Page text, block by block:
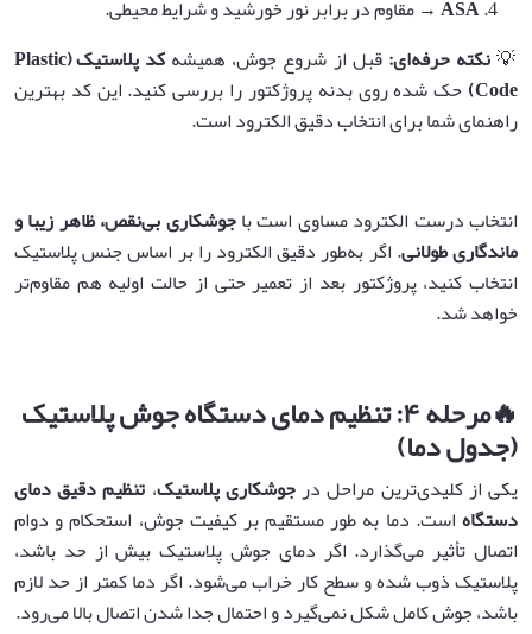
ASA→ مقاوم در برابر نور خورشید و شرایط محیطی.
💡نکته حرفه‌ای:قبل از شروع جوش، همیشهکد پلاستیک (Plastic
Code) حک شده روی بدنه پروژکتور را بررسی کنید. این کد بهترین
راهنمای شما برای انتخاب دقیق الکترود است.
انتخاب درست الکترود مساوی است باجوشکاری بی‌نقص، ظاهر زیبا و
ماندگاری طولانی. اگر به‌طور دقیق الکترود را بر اساس جنس پلاستیک
انتخاب کنید، پروژکتور بعد از تعمیر حتی از حالت اولیه هم مقاوم‌تر
خواهد شد.
🔥مرحله۴: تنظیم دمای دستگاه جوش پلاستیک
(جدول دما)
یکی از کلیدی‌ترین مراحل درجوشکاری پلاستیک، تنظیم دقیق دمای
دستگاهاست. دما به طور مستقیم بر کیفیت جوش، استحکام و دوام
اتصال تأثیر می‌گذارد. اگر دمای جوش پلاستیک بیش از حد باشد،
پلاستیک ذوب شده و سطح کار خراب می‌شود. اگر دما کمتر از حد لازم
باشد، جوش کامل شکل نمی‌گیرد و احتمال جدا شدن اتصال بالا می‌رود.